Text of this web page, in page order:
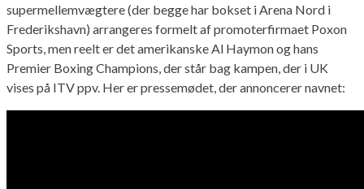
supermellemvægtere (der begge har bokset i Arena Nord i
Frederikshavn) arrangeres formelt af promoterfirmaet Poxon
Sports, men reelt er det amerikanske Al Haymon og hans
Premier Boxing Champions, der står bag kampen, der i UK
vises på ITV ppv. Her er pressemødet, der annoncerer navnet: